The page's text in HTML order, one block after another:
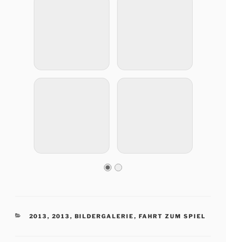
KATEGORIEN
2013 , 2013 , BILDERGALERIE , FAHRT ZUM SPIEL